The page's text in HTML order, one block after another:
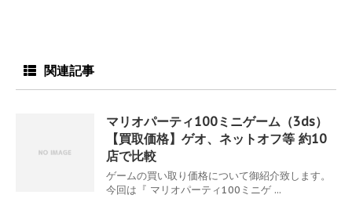
関連記事
マリオパーティ100ミニゲーム（3ds）
【買取価格】ゲオ、ネットオフ等 約10
店で比較
ゲームの買い取り価格について御紹介致します。
今回は『 マリオパーティ100ミニゲ ...